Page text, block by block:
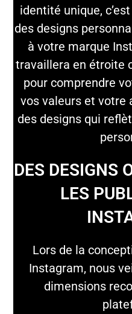
identité unique,
des designs
à votre marque
travaillera en étroite
pour comprendre
vos valeurs et votre
des designs qui
DES DESIGNS
LES
Lors de la
Instagram, nous
dimensions